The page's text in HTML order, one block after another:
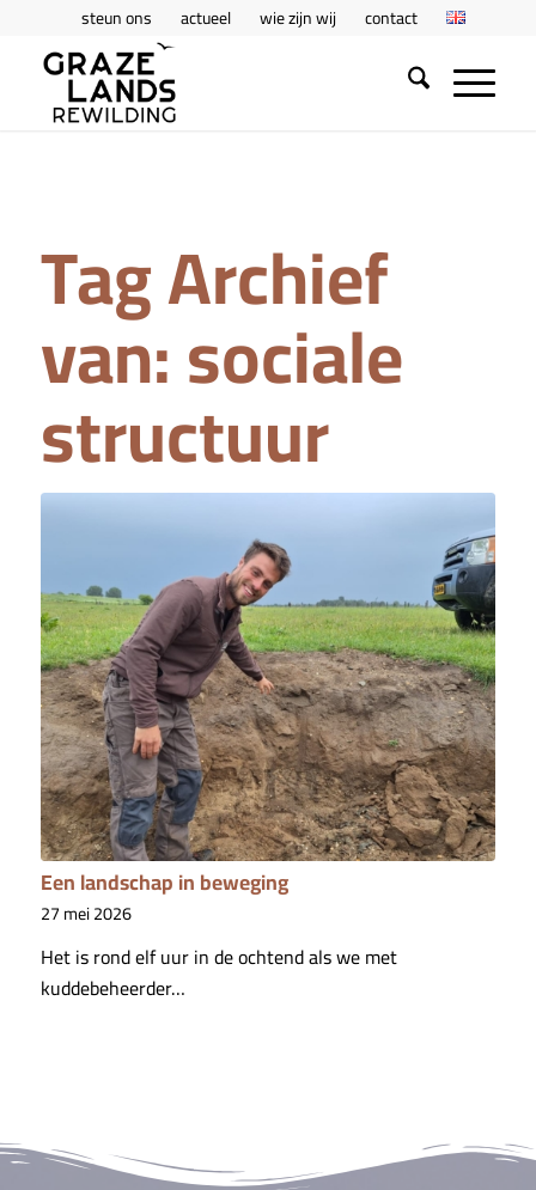
steun ons actueel wie zijn wij contact
Tag Archief
van:sociale
structuur
Een landschap in beweging
27 mei 2026
Het is rond elf uur in de ochtend als we met
kuddebeheerder…